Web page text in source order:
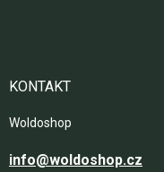
KONTAKT
Woldoshop
info@woldoshop.cz